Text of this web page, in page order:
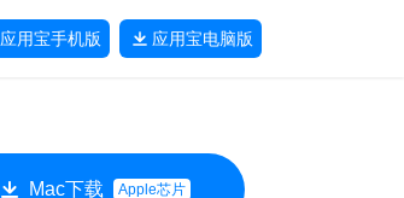
应用宝手机版 应用宝电脑版
Mac下载 Apple芯片